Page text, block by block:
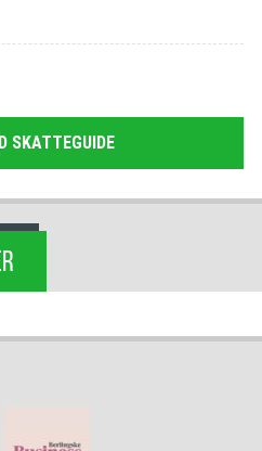
SKATTEGUIDE